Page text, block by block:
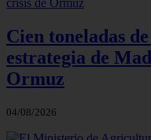
Cien toneladas
estrategia de
Ormuz
04/08/2026